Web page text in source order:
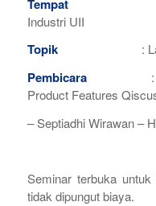
Industri UII
Topik :
Pembicara
Product Features
– Septiadhi Wirawan –
Seminar terbuka
tidak dipungut biaya.